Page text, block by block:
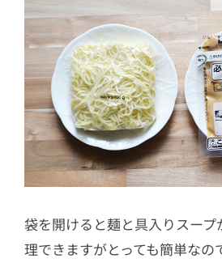
袋を開けると麺と具入りスー
理できますがとっても簡単なの